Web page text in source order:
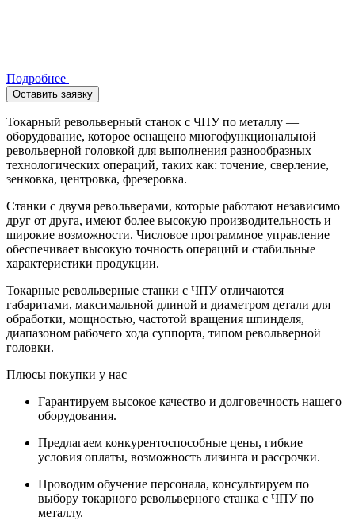
Подробнее
Оставить заявку
Токарный револьверный станок с ЧПУ по металлу —
оборудование, которое оснащено многофункциональной
револьверной головкой для выполнения разнообразных
технологических операций, таких как: точение, сверление,
зенковка, центровка, фрезеровка.
Станки с двумя револьверами, которые работают независимо
друг от друга, имеют более высокую производительность и
широкие возможности. Числовое программное управление
обеспечивает высокую точность операций и стабильные
характеристики продукции.
Токарные револьверные станки с ЧПУ отличаются
габаритами, максимальной длиной и диаметром детали для
обработки, мощностью, частотой вращения шпинделя,
диапазоном рабочего хода суппорта, типом револьверной
головки.
Плюсы покупки у нас
Гарантируем высокое качество и долговечность нашего
оборудования.
Предлагаем конкурентоспособные цены, гибкие
условия оплаты, возможность лизинга и рассрочки.
Проводим обучение персонала, консультируем по
выбору токарного револьверного станка с ЧПУ по
металлу.